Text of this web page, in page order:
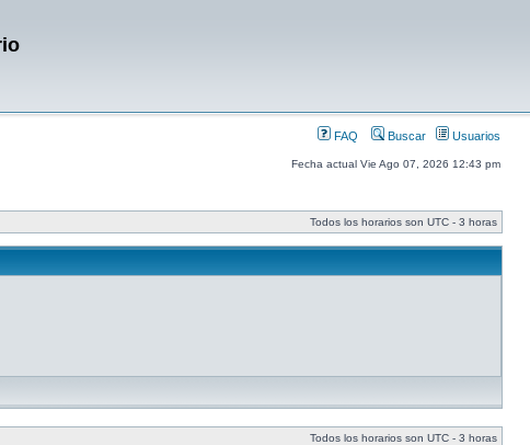
FAQ Buscar Usuarios
Fecha actual Vie Ago 07, 2026 12:43 pm
Todos los horarios son UTC - 3 horas
Todos los horarios son UTC - 3 horas